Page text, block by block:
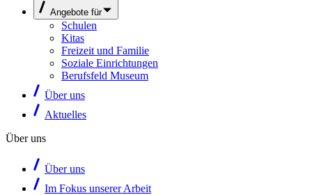
Angebote für
Schulen
Kitas
Freizeit und Familie
Soziale Einrichtungen
Berufsfeld Museum
Über uns
Aktuelles
Über uns
Über uns
Im Fokus unserer Arbeit